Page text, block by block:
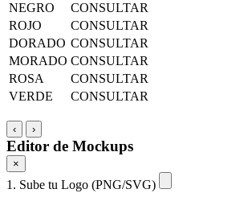
NEGRO
CONSULTAR
ROJO
CONSULTAR
DORADO CONSULTAR
MORADO CONSULTAR
ROSA
CONSULTAR
VERDE
CONSULTAR
‹ ›
Editor de Mockups
×
1. Sube tu Logo (PNG/SVG)